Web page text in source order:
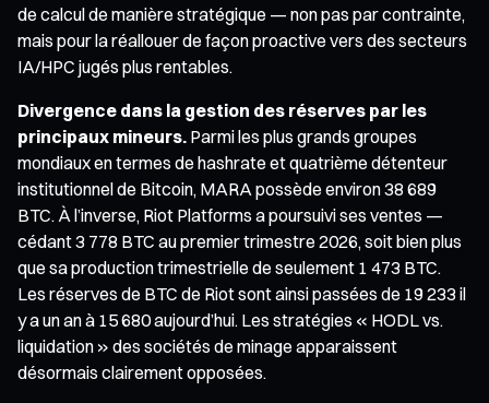
de calcul de manière stratégique — non pas par contrainte,
mais pour la réallouer de façon proactive vers des secteurs
IA/HPC jugés plus rentables.
Divergence dans la gestion des réserves par les
principaux mineurs. Parmi les plus grands groupes
mondiaux en termes de hashrate et quatrième détenteur
institutionnel de Bitcoin, MARA possède environ 38 689
BTC. À l’inverse, Riot Platforms a poursuivi ses ventes —
cédant 3 778 BTC au premier trimestre 2026, soit bien plus
que sa production trimestrielle de seulement 1 473 BTC.
Les réserves de BTC de Riot sont ainsi passées de 19 233 il
y a un an à 15 680 aujourd’hui. Les stratégies « HODL vs.
liquidation » des sociétés de minage apparaissent
désormais clairement opposées.